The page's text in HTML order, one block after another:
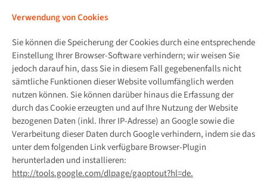
Verwendung von Cookies
Sie können die Speicherung der Cookies durch eine entsprechende
Einstellung Ihrer Browser-Software verhindern; wir weisen Sie
jedoch darauf hin, dass Sie in diesem Fall gegebenenfalls nicht
sämtliche Funktionen dieser Website vollumfänglich werden
nutzen können. Sie können darüber hinaus die Erfassung der
durch das Cookie erzeugten und auf Ihre Nutzung der Website
bezogenen Daten (inkl. Ihrer IP-Adresse) an Google sowie die
Verarbeitung dieser Daten durch Google verhindern, indem sie das
unter dem folgenden Link verfügbare Browser-Plugin
herunterladen und installieren:
http://tools.google.com/dlpage/gaoptout?hl=de.